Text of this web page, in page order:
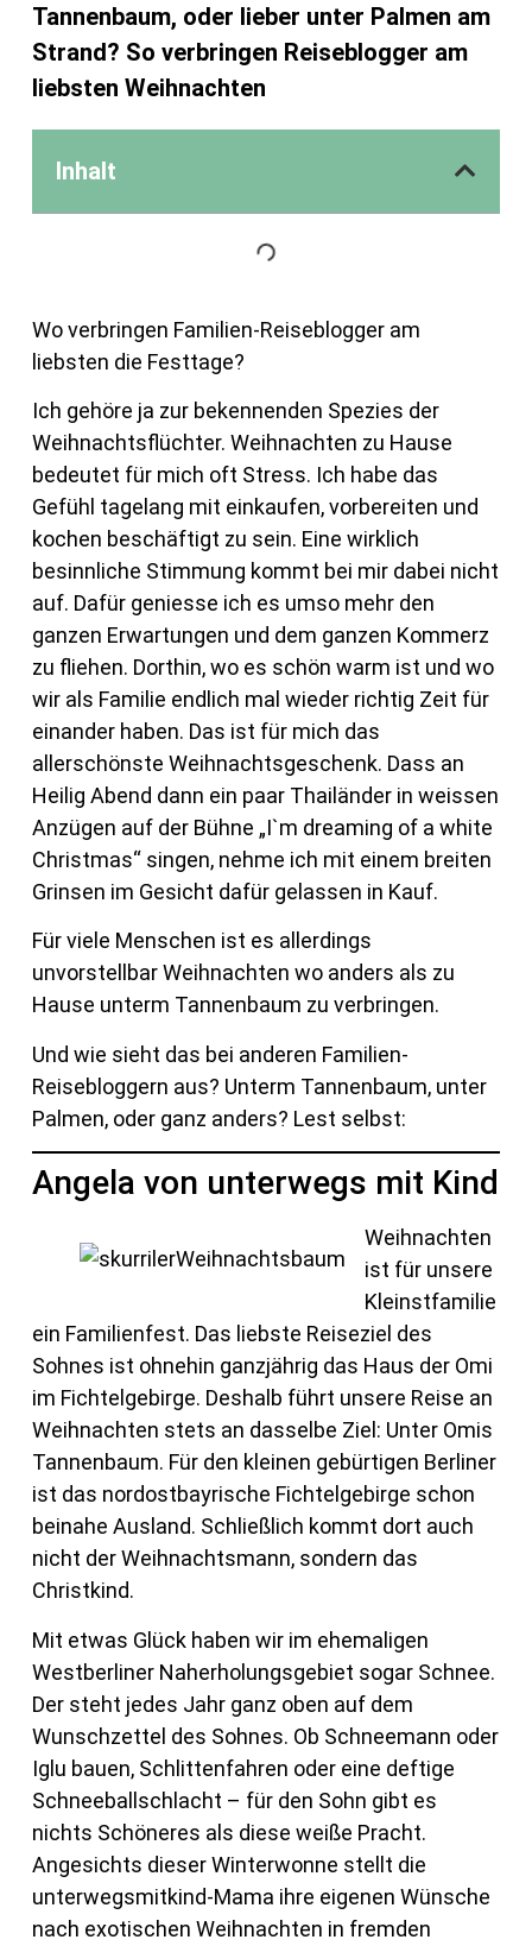
Tannenbaum, oder lieber unter Palmen am
Strand? So verbringen Reiseblogger am
liebsten Weihnachten
Inhalt
Wo verbringen Familien-Reiseblogger am
liebsten die Festtage?
Ich gehöre ja zur bekennenden Spezies der
Weihnachtsflüchter. Weihnachten zu Hause
bedeutet für mich oft Stress. Ich habe das
Gefühl tagelang mit einkaufen, vorbereiten und
kochen beschäftigt zu sein. Eine wirklich
besinnliche Stimmung kommt bei mir dabei nicht
auf. Dafür geniesse ich es umso mehr den
ganzen Erwartungen und dem ganzen Kommerz
zu fliehen. Dorthin, wo es schön warm ist und wo
wir als Familie endlich mal wieder richtig Zeit für
einander haben. Das ist für mich das
allerschönste Weihnachtsgeschenk. Dass an
Heilig Abend dann ein paar Thailänder in weissen
Anzügen auf der Bühne „I`m dreaming of a white
Christmas“ singen, nehme ich mit einem breiten
Grinsen im Gesicht dafür gelassen in Kauf.
Für viele Menschen ist es allerdings
unvorstellbar Weihnachten wo anders als zu
Hause unterm Tannenbaum zu verbringen.
Und wie sieht das bei anderen Familien-
Reisebloggern aus? Unterm Tannenbaum, unter
Palmen, oder ganz anders? Lest selbst:
Angela von unterwegs mit Kind
Weihnachten
ist für unsere
Kleinstfamilie
ein Familienfest. Das liebste Reiseziel des
Sohnes ist ohnehin ganzjährig das Haus der Omi
im Fichtelgebirge. Deshalb führt unsere Reise an
Weihnachten stets an dasselbe Ziel: Unter Omis
Tannenbaum. Für den kleinen gebürtigen Berliner
ist das nordostbayrische Fichtelgebirge schon
beinahe Ausland. Schließlich kommt dort auch
nicht der Weihnachtsmann, sondern das
Christkind.
Mit etwas Glück haben wir im ehemaligen
Westberliner Naherholungsgebiet sogar Schnee.
Der steht jedes Jahr ganz oben auf dem
Wunschzettel des Sohnes. Ob Schneemann oder
Iglu bauen, Schlittenfahren oder eine deftige
Schneeballschlacht – für den Sohn gibt es
nichts Schöneres als diese weiße Pracht.
Angesichts dieser Winterwonne stellt die
unterwegsmitkind-Mama ihre eigenen Wünsche
nach exotischen Weihnachten in fremden